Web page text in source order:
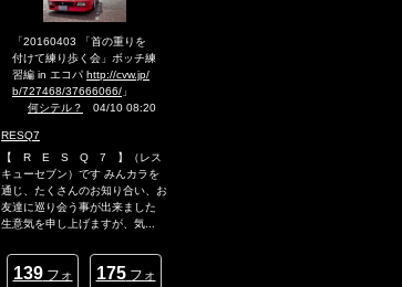
「20160403 「首の重りを
付けて練り歩く会」ボッチ練
習編 in エコパ http://cvw.jp/
b/727468/37666066/ 」
何シテル？
04/10 08:20
RESQ7
【 R E S Q 7 】（レス
キューセブン）です みんカラを
通じ、たくさんのお知り合い、お
友達に巡り会う事が出来ました
生意気を申し上げますが、気...
139フォ
175フォ